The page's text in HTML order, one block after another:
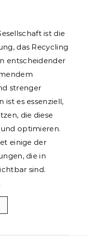
das Recycling
entscheidender
strenger
ist es essenziell,
die diese
optimieren.
einige der
die in
sind.